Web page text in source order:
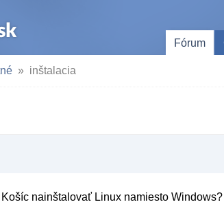
Fórum
inštalacia
nainštalovať Linux namiesto Windows?